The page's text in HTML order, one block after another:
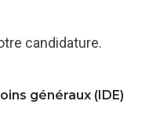
candidature.
généraux (IDE)